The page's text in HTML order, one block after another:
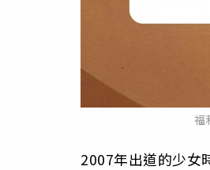
福
2007年出道的少女